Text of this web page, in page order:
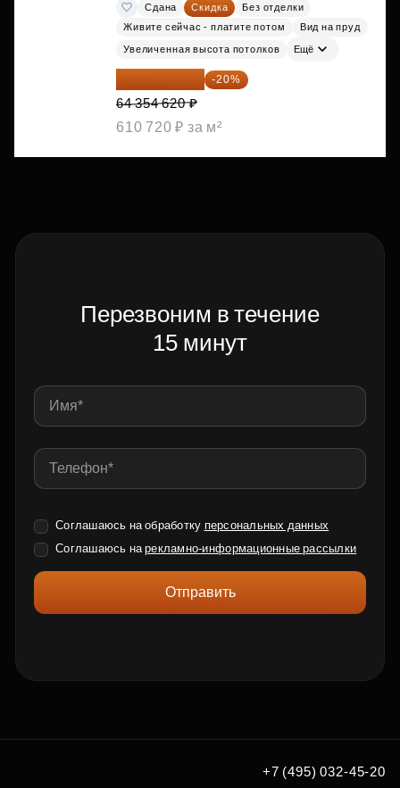
Сдана Скидка
Без отделки
Живите сейчас - платите потом
Вид на пруд
Увеличенная высота потолков Ещё
51 483 696 ₽ -20%
64 354 620 ₽
610 720 ₽ за м²
Перезвоним в течение
15 минут
Соглашаюсь на обработку персональных данных
Соглашаюсь нарекламно-информационные рассылки
Отправить
+7 (495) 032-45-20